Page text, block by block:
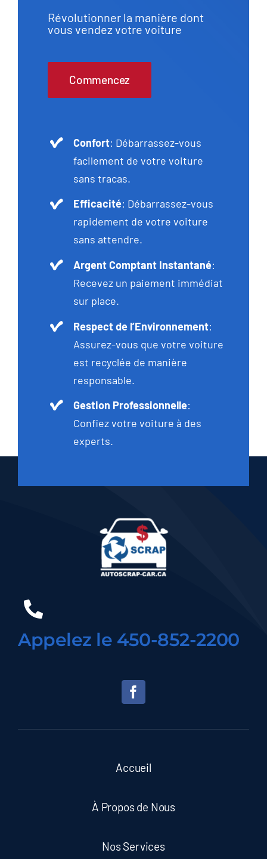
Révolutionner la manière dont
vous vendez votre voiture
Commencez
Confort: Débarrassez-vous
facilement de votre voiture
sans tracas.
Efficacité: Débarrassez-vous
rapidement de votre voiture
sans attendre.
Argent Comptant Instantané:
Recevez un paiement immédiat
sur place.
Respect de l’Environnement:
Assurez-vous que votre voiture
est recyclée de manière
responsable.
Gestion Professionnelle:
Confiez votre voiture à des
experts.
Appelez le 450-852-2200
Accueil
À Propos de Nous
Nos Services